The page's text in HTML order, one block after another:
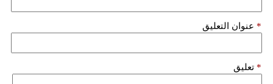
وتكنولوجيا
عنوان التعليق *
تعليق *